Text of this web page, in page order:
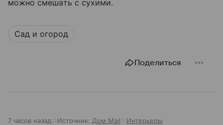
можно смешать с сухими.
Сад и огород
Поделиться
7 часов назад Источник: Дом Mail Интерьеры